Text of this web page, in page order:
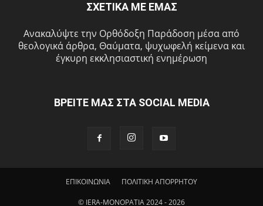
ΣΧΕΤΙΚΑ ΜΕ ΕΜΑΣ
Ανακαλύψτε την Ορθόδοξη Παράδοση μέσα από
θεολογικά άρθρα, Θαύματα, ψυχωφελή κείμενα και
έγκυρη εκκλησιαστική ενημέρωση
ΒΡΕΙΤΕ ΜΑΣ ΣΤΑ SOCIAL MEDIA
ΕΠΙΚΟΙΝΩΝΙΑ ΠΟΛΙΤΙΚΗ ΑΠΟΡΡΗΤΟΥ
© IERA-MONOPATIA 2024 - 2026